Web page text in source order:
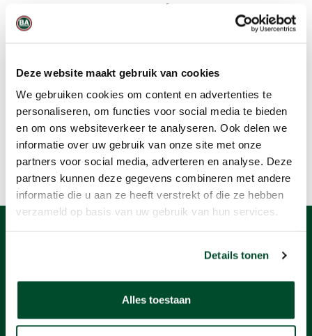
Deze website maakt gebruik van cookies
We gebruiken cookies om content en advertenties te
personaliseren, om functies voor social media te bieden
en om ons websiteverkeer te analyseren. Ook delen we
informatie over uw gebruik van onze site met onze
partners voor social media, adverteren en analyse. Deze
partners kunnen deze gegevens combineren met andere
informatie die u aan ze heeft verstrekt of die ze hebben
verzameld op basis van uw gebruik van hun services.
Details tonen
Alles toestaan
Iets anders nodig? We staan
voor je klaar!
Staat de meetapparatuur die je zoekt niet
contact met ons op
om de mogelijkheden te
bespreken. Onze productspecialisten hebben
veel kennis en inzicht in de trends, dus we
kunnen je bijna altijd verder helpen.
u precies nodig heeft?